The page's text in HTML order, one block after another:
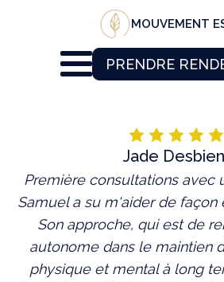
MOUVEMENT
PRENDRE
Jade
Première consultations avec
Samuel a su m'aider de façon
Son approche, qui est de
autonome dans le maintien
physique et mental à long